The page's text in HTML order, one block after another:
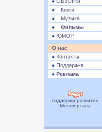
Книги
Музыка
Фильмы
ЮМОР
О нас
Контакты
Поддержка
Реклама
поддержи развитие
Мегапортала